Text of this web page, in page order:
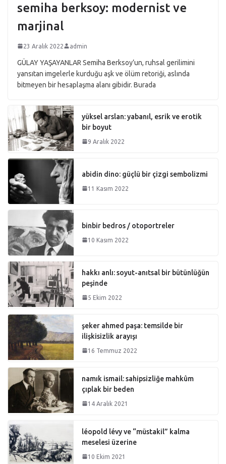
semiha berksoy: modernist ve
marjinal
23 Aralık 2022 admin
GÜLAY YAŞAYANLAR Semiha Berksoy’un, ruhsal gerilimini
yansıtan imgelerle kurduğu aşk ve ölüm retoriği, aslında
bitmeyen bir hesaplaşma alanı gibidir. Burada
yüksel arslan: yabanıl, esrik ve erotik
bir boyut
9 Aralık 2022
abidin dino: güçlü bir çizgi sembolizmi
11 Kasım 2022
binbir bedros / otoportreler
10 Kasım 2022
hakkı anlı: soyut-anıtsal bir bütünlüğün
peşinde
5 Ekim 2022
şeker ahmed paşa: temsilde bir
ilişkisizlik arayışı
16 Temmuz 2022
namık ismail: sahipsizliğe mahkûm
çıplak bir beden
14 Aralık 2021
léopold lévy ve “müstakil” kalma
meselesi üzerine
10 Ekim 2021